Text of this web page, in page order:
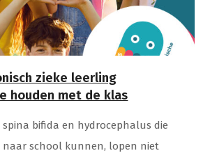
zieke leerling
houden met de klas
bifida en hydrocephalus die
naar school kunnen, lopen niet